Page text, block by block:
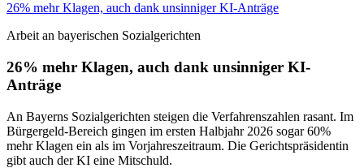
26% mehr Klagen, auch dank unsinniger KI-Anträge
Arbeit an bayerischen Sozialgerichten
26% mehr Klagen, auch dank unsinniger KI-
Anträge
An Bayerns Sozialgerichten steigen die Verfahrenszahlen rasant. Im
Bürgergeld-Bereich gingen im ersten Halbjahr 2026 sogar 60%
mehr Klagen ein als im Vorjahreszeitraum. Die Gerichtspräsidentin
gibt auch der KI eine Mitschuld.